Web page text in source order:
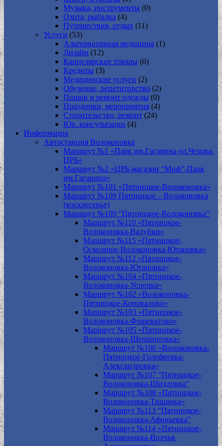
Музыка, инструменты (0)
Охота, рыбалка (4)
Путешествия, отдых (11)
Услуги (53)
Альтернативная медицина (1)
Дизайн (12)
Канцелярские товары (0)
Кредиты (3)
Медицинские услуги (2)
Обучение, репетиторство (2)
Пошив и ремонт одежды (0)
Праздники, мероприятия (4)
Строительство, ремонт (24)
Юр. консультации (4)
Информация
Автостанция Волоконовка
Маршрут №1 «Парк им.Гагарина-ул.Чехова-
ЦРБ»
Маршрут №2 «ЦРБ-магазин “Миф”-Парк
им.Гагарина»
Маршрут №101 «Пятницкое-Волоконовка»
Маршрут №109 Пятницкое – Волоконовка
(воскресенье)
Маршрут №109 “Пятницкое-Волоконовка”
Маршрут №110 «Пятницкое-
Волоконовка-Валуйки»
Маршрут №115 «Пятницкое-
Осколище-Волоконовка-Ютановка»
Маршрут №112 «Пятницкое-
Волоконовка-Ютановка»
Маршрут №104 «Пятницкое-
Волоконовка-Успенка»
Маршрут №102 «Волоконовка-
Пятницкое-Коновалово»
Маршрут №103 «Пятницкое-
Волоконовка-Фощеватово»
Маршрут №105 «Пятницкое-
Волоконовка-Шеншиновка»
Маршрут №106 «Волоконовка-
Пятницкое-Голофеевка-
Александровка»
Маршрут №107 “Пятницкое-
Волоконовка-Шидловка”
Маршрут №108 «Пятницкое-
Волоконовка-Тишанка»
Маршрут №113 “Пятницкое-
Волоконовка-Афоньевка”
Маршрут №114 «Пятницкое-
Волоконовка-Волчья-